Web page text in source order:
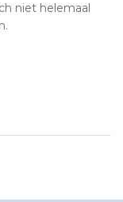
niet helemaal